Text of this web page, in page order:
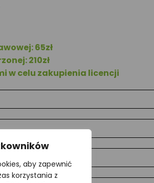
aby zapewnić
korzystania z
65zł
210zł
w celu zakupienia licencji